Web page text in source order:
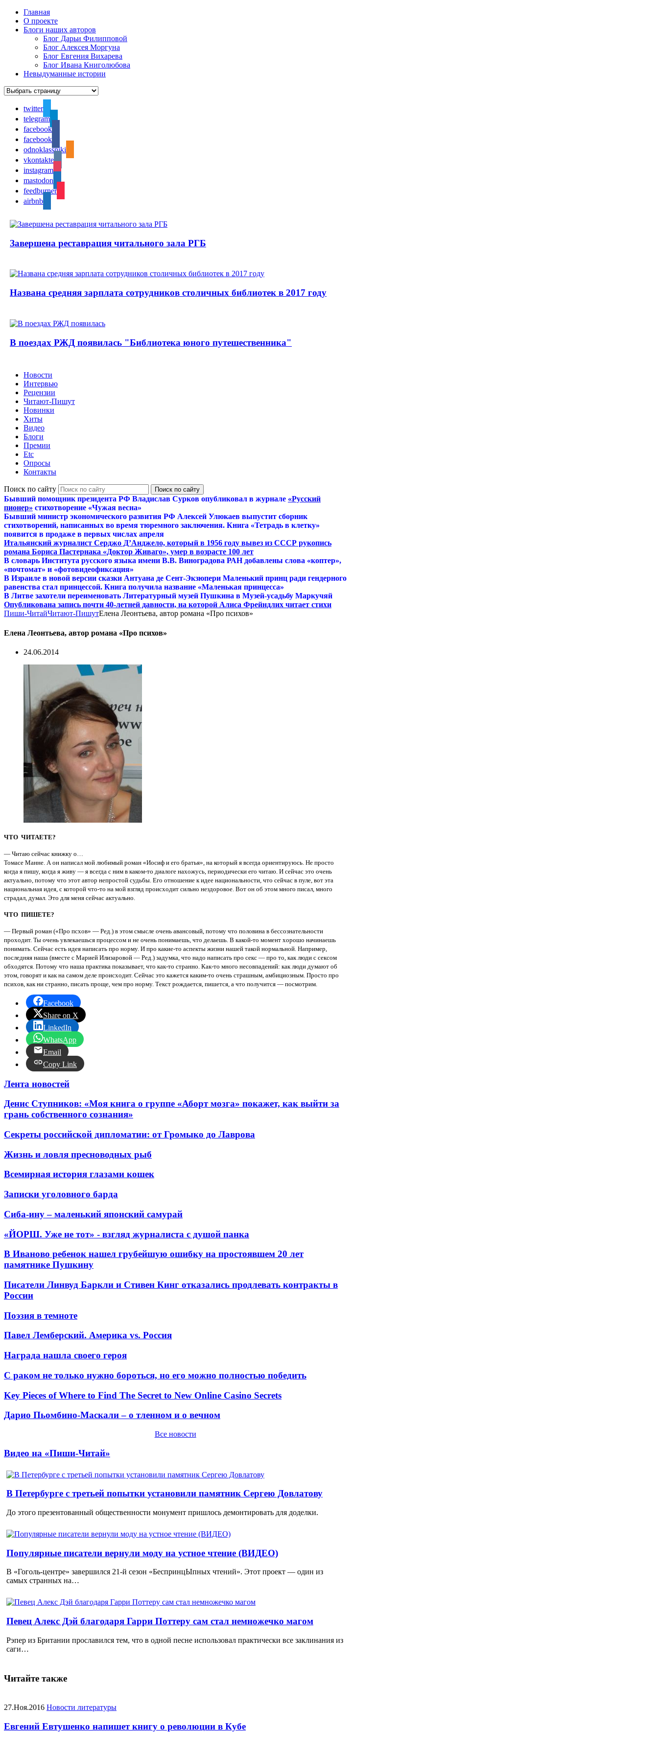
Главная
О проекте
Блоги наших авторов
Блог Дарьи Филипповой
Блог Алексея Моргуна
Блог Евгения Вихарева
Блог Ивана Книголюбова
Невыдуманные истории
twitter
telegram
facebook
facebook
odnoklassniki
vkontakte
instagram
mastodon
feedburner
airbnb
Завершена реставрация читального зала РГБ
Названа средняя зарплата сотрудников столичных библиотек в 2017 году
В поездах РЖД появилась "Библиотека юного путешественника"
Новости
Интервью
Рецензии
Читают-Пишут
Новинки
Хиты
Видео
Блоги
Премии
Etc
Опросы
Контакты
Поиск по сайту
Бывший помощник президента РФ Владислав Сурков опубликовал в журнале «Русский
пионер» стихотворение «Чужая весна»
Бывший министр экономического развития РФ Алексей Улюкаев выпустит сборник
стихотворений, написанных во время тюремного заключения. Книга «Тетрадь в клетку»
появится в продаже в первых числах апреля
Итальянский журналист Серджо Д’Анджело, который в 1956 году вывез из СССР рукопись
романа Бориса Пастернака «Доктор Живаго», умер в возрасте 100 лет
В словарь Института русского языка имени В.В. Виноградова РАН добавлены слова «коптер»,
«почтомат» и «фотовидеофиксация»
В Израиле в новой версии сказки Антуана де Сент-Экзюпери Маленький принц ради гендерного
равенства стал принцессой. Книга получила название «Маленькая принцесса»
В Литве захотели переименовать Литературный музей Пушкина в Музей-усадьбу Маркучяй
Опубликована запись почти 40-летней давности, на которой Алиса Фрейндлих читает стихи
Пиши-ЧитайЧитают-ПишутЕлена Леонтьева, автор романа «Про психов»
Елена Леонтьева, автор романа «Про психов»
24.06.2014
ЧТО ЧИТАЕТЕ?
— Читаю сейчас книжку о…
Томасе Манне. А он написал мой любимый роман «Иосиф и его братья», на который я всегда ориентируюсь. Не просто
когда я пишу, когда я живу — я всегда с ним в каком-то диалоге нахожусь, периодически его читаю. И сейчас это очень
актуально, потому что этот автор непростой судьбы. Его отношение к идее национальности, что сейчас в пуле, вот эта
национальная идея, с которой что-то на мой взгляд происходит сильно нездоровое. Вот он об этом много писал, много
страдал, думал. Это для меня сейчас актуально.
ЧТО ПИШЕТЕ?
— Первый роман («Про псхов» — Ред.) в этом смысле очень авансовый, потому что половина в бессознательности
проходит. Ты очень увлекаешься процессом и не очень понимаешь, что делаешь. В какой-то момент хорошо начинаешь
понимать. Сейчас есть идея написать про норму. И про какие-то аспекты жизни нашей такой нормальной. Например,
последняя наша (вместе с Марией Илизаровой — Ред.) задумка, что надо написать про секс — про то, как люди с сексом
обходятся. Потому что наша практика показывает, что как-то странно. Как-то много несовпадений: как люди думают об
этом, говорят и как на самом деле происходит. Сейчас это кажется каким-то очень страшным, амбициозным. Просто про
психов, как ни странно, писать проще, чем про норму. Текст рождается, пишется, а что получится — посмотрим.
Facebook
Share on X
LinkedIn
WhatsApp
Email
Copy Link
Лента новостей
Денис Ступников: «Моя книга о группе «Аборт мозга» покажет, как выйти за
грань собственного сознания»
Секреты российской дипломатии: от Громыко до Лаврова
Жизнь и ловля пресноводных рыб
Всемирная история глазами кошек
Записки уголовного барда
Сиба-ину – маленький японский самурай
«ЙОРШ. Уже не тот» - взгляд журналиста с душой панка
В Иваново ребенок нашел грубейшую ошибку на простоявшем 20 лет
памятнике Пушкину
Писатели Линвуд Баркли и Стивен Кинг отказались продлевать контракты в
России
Поэзия в темноте
Павел Лемберский. Америка vs. Россия
Награда нашла своего героя
С раком не только нужно бороться, но его можно полностью победить
Key Pieces of Where to Find The Secret to New Online Casino Secrets
Дарио Пьомбино-Маскали – о тленном и о вечном
Все новости
Видео на «Пиши-Читай»
В Петербурге с третьей попытки установили памятник Сергею Довлатову
До этого презентованный общественности монумент пришлось демонтировать для доделки.
Популярные писатели вернули моду на устное чтение (ВИДЕО)
В «Гоголь-центре» завершился 21-й сезон «БеспринцЫпных чтений». Этот проект — один из
самых странных на…
Певец Алекс Дэй благодаря Гарри Поттеру сам стал немножечко магом
Рэпер из Британии прославился тем, что в одной песне использовал практически все заклинания из
саги…
Читайте также
27.Ноя.2016 Новости литературы
Евгений Евтушенко напишет книгу о революции в Кубе